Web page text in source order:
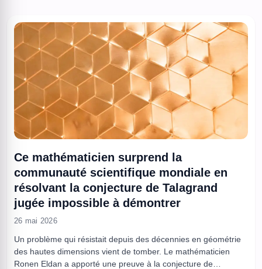
Ce mathématicien surprend la
communauté scientifique mondiale en
résolvant la conjecture de Talagrand
jugée impossible à démontrer
26 mai 2026
Un problème qui résistait depuis des décennies en géométrie
des hautes dimensions vient de tomber. Le mathématicien
Ronen Eldan a apporté une preuve à la conjecture de